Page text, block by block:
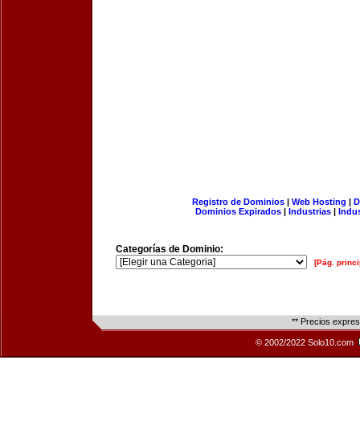
Registro de Dominios| Web Hosting |
Dominios Expirados | Industrias |
Categorías de Dominio:
[Pág.
** Precios
© 2002/2022 Solo10.com